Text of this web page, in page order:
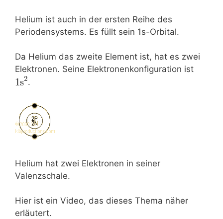
Helium ist auch in der ersten Reihe des
Periodensystems. Es füllt sein 1s-Orbital.
Da Helium das zweite Element ist, hat es zwei
Elektronen. Seine Elektronenkonfiguration ist
1s2.
Helium hat zwei Elektronen in seiner
Valenzschale.
Hier ist ein Video, das dieses Thema näher
erläutert.